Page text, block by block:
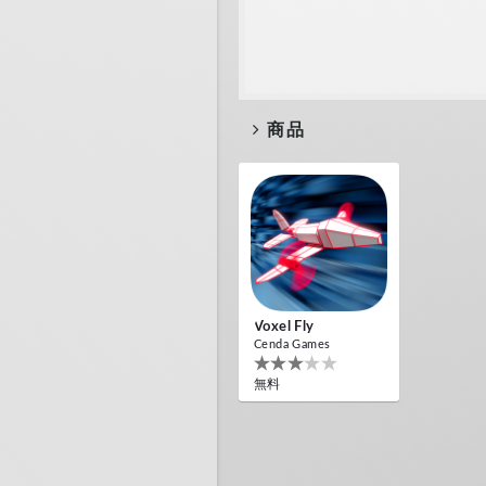
商品
Voxel Fly
Cenda Games
無料